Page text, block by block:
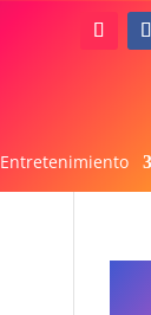
Entretenimiento